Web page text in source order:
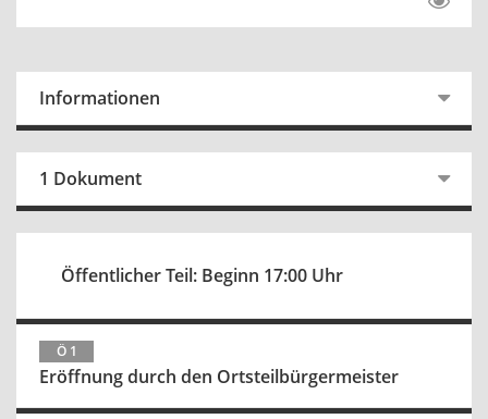
Informationen
1 Dokument
Öffentlicher Teil: Beginn 17:00 Uhr
Ö 1
Eröffnung durch den Ortsteilbürgermeister